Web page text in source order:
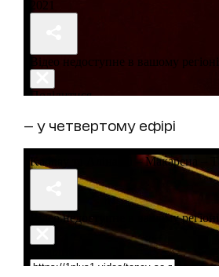
— у четвертому ефірі